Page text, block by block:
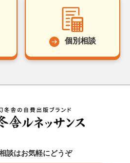
個別相談
談はお気軽にどうぞ